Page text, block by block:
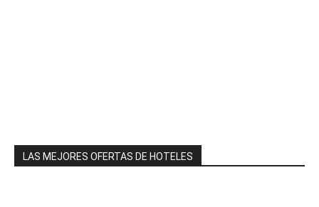
LAS MEJORES OFERTAS DE HOTELES